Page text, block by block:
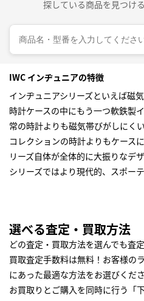
探している商品を見つけ
IWC インヂュニアの特徴
インヂュニアシリーズといえば磁
時計ケースの中にもう一つ軟鉄製
常の時計よりも磁気帯びがしにく
コレクションの時計よりもケース
リーズ自体が全体的に大振りなデ
シリーズではより現代的、スポー
選べる査定・買取方法
どの査定・買取方法を選んでも査
買取査定手数料は無料！お客様の
にあった最適な方法をお選びくださ
お買取りとご購入を同時に行う「